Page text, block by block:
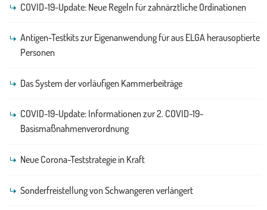
COVID-19-Update: Neue Regeln für zahnärztliche Ordinationen
Antigen-Testkits zur Eigenanwendung für aus ELGA herausoptierte
Personen
Das System der vorläufigen Kammerbeiträge
COVID-19-Update: Informationen zur 2. COVID-19-
Basismaßnahmenverordnung
Neue Corona-Teststrategie in Kraft
Sonderfreistellung von Schwangeren verlängert